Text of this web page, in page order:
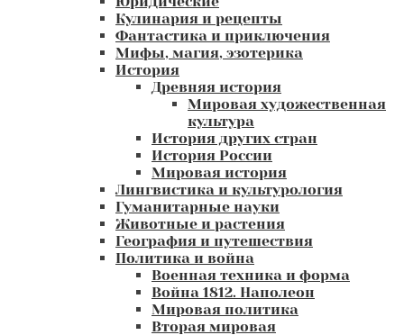
Кулинария и рецепты
Фантастика и приключения
Мифы, магия, эзотерика
История
Древняя история
Мировая художественная
культура
История других стран
История России
Мировая история
Лингвистика и культурология
Гуманитарные науки
Животные и растения
География и путешествия
Политика и война
Военная техника и форма
Война 1812. Наполеон
Мировая политика
Вторая мировая